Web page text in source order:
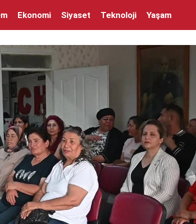
Ekonomi Siyaset Teknoloji Yaşam